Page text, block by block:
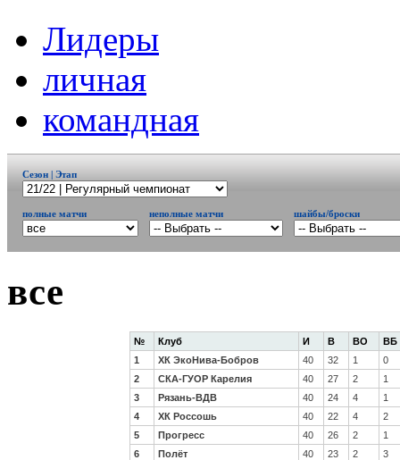
Лидеры
личная
командная
Сезон | Этап
полные матчи неполные матчи шайбы/броски
все
№ Клуб И В ВО
ВБ
1
ХК ЭкоНива-Бобров 40 32 1
0
2
СКА-ГУОР Карелия 40 27 2
1
3
Рязань-ВДВ 40 24 4
1
4
ХК Россошь 40 22 4
2
5
Прогресс 40 26 2
1
6
Полёт 40 23 2
3